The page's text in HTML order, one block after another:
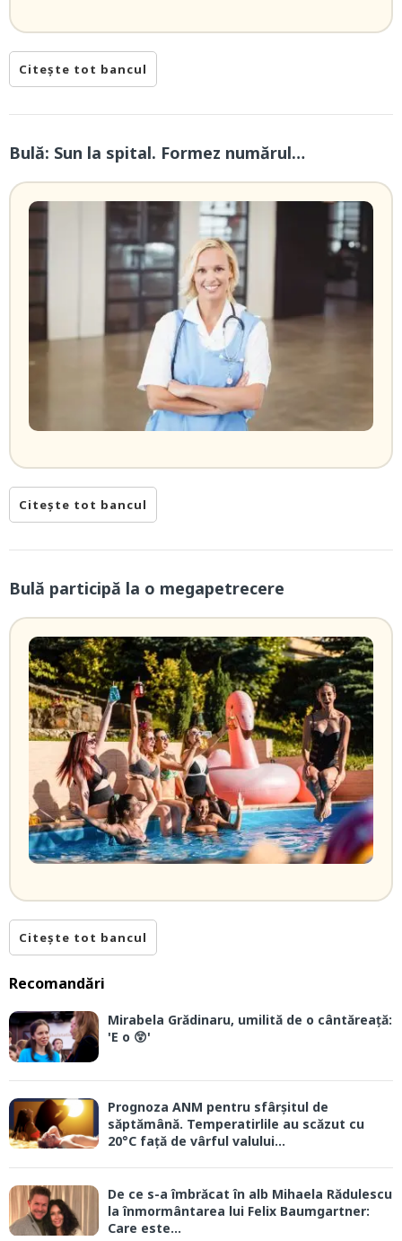
Citește tot bancul
Bulă: Sun la spital. Formez numărul…
Citește tot bancul
Bulă participă la o megapetrecere
Citește tot bancul
Recomandări
Mirabela Grădinaru, umilită de o cântăreață:
'E o 😲'
Prognoza ANM pentru sfârșitul de
săptămână. Temperatirlile au scăzut cu
20°C față de vârful valului...
De ce s-a îmbrăcat în alb Mihaela Rădulescu
la înmormântarea lui Felix Baumgartner:
Care este...